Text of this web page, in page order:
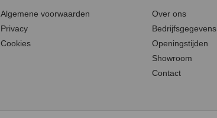
Algemene voorwaarden
Privacy
Cookies
Over ons
Bedrijfsgegevens
Openingstijden
Showroom
Contact